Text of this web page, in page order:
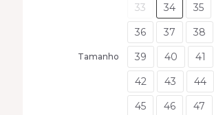
Tamanho
33 34
35
36
37
38
39
40
41
42
43
44
45
46 47